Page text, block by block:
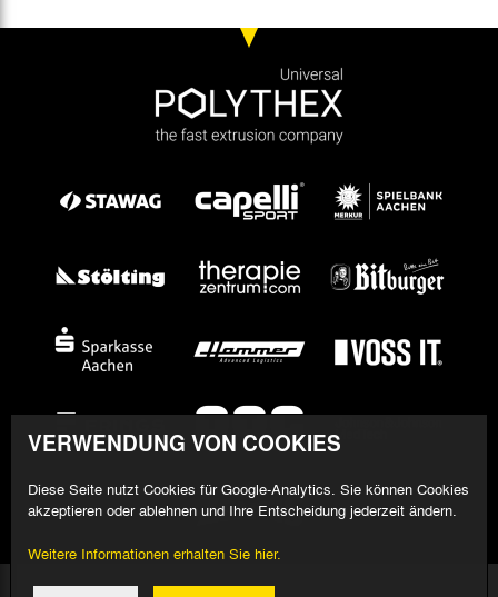
VERWENDUNG VON COOKIES
Diese Seite nutzt Cookies für Google-Analytics. Sie können Cookies
akzeptieren oder ablehnen und Ihre Entscheidung jederzeit ändern.
Weitere Informationen erhalten Sie hier.